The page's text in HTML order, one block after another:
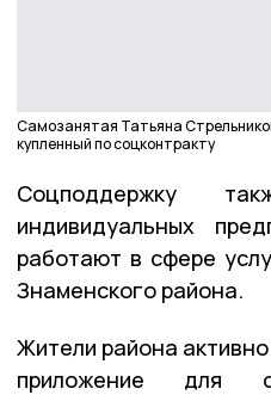
Самозанятая Татьяна
купленный по соцконтракту
Соцподдержку
индивидуальных
работают в сфере
Знаменского района.
Жители района
приложение для